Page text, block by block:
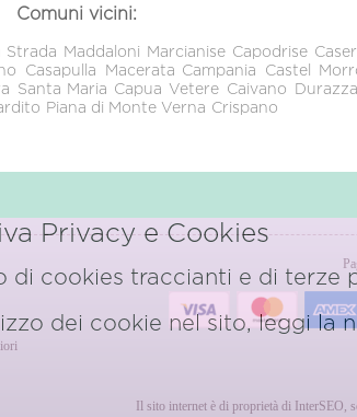
Comuni vicini:
Strada Maddaloni Marcianise Capodrise
Casapulla Macerata Campania Castel
Santa Maria Capua Vetere Caivano
Piana di Monte Verna Crispano
Il sito internet è di proprietà di InterSEO,
Privacy e Cookies
di cookies traccianti e di terze
dei cookie nel sito, leggi la